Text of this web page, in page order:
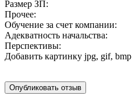
Размер ЗП:
Прочее:
Обучение за счет компании:
Адекватность начальства:
Перспективы:
Добавить картинку jpg, gif, bmp